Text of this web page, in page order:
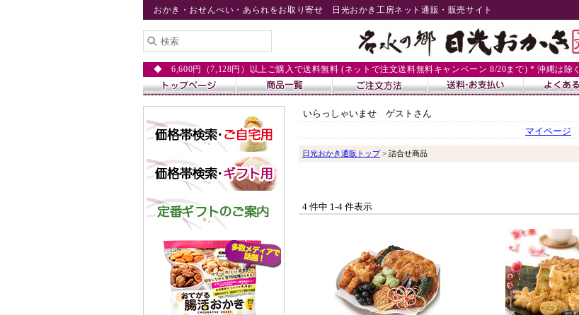
おかき・おせんべい・あられをお取り寄せ 日光おかき工房ネット通販・販売サイト
◆ 6,600円（7,128円）以上ご購入で送料無料 (ネットで注文送料無料キャンペーン 8/20まで) * 沖縄は除く
いらっしゃいませ ゲストさん
マイページ
日光おかき通販トップ> 詰合せ商品
4 件中 1-4 件表示